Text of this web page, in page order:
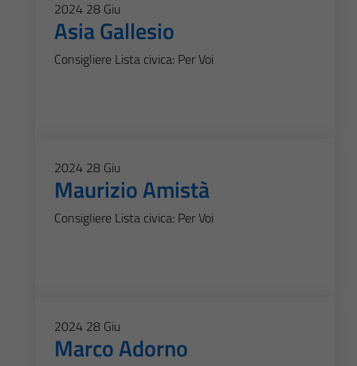
2024 28 Giu
Asia Gallesio
Consigliere Lista civica: Per Voi
2024 28 Giu
Maurizio Amistà
Consigliere Lista civica: Per Voi
2024 28 Giu
Marco Adorno